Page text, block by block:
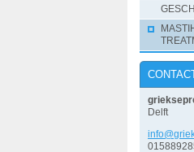
CONTACT
Delft
info@gri